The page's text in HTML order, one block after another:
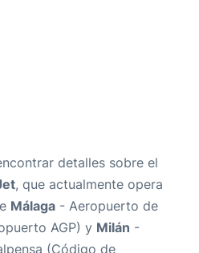
detalles sobre el
, que actualmente opera
Málaga - Aeropuerto de
AGP) y Milán -
(Código de